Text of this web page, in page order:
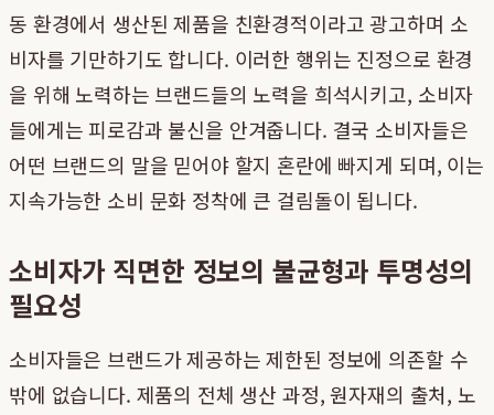
동 환경에서 생산된 제품을 친환경적이라고 광고하며 소
비자를 기만하기도 합니다. 이러한 행위는 진정으로 환경
을 위해 노력하는 브랜드들의 노력을 희석시키고, 소비자
들에게는 피로감과 불신을 안겨줍니다. 결국 소비자들은
어떤 브랜드의 말을 믿어야 할지 혼란에 빠지게 되며, 이는
지속가능한 소비 문화 정착에 큰 걸림돌이 됩니다.
소비자가 직면한 정보의 불균형과 투명성의
필요성
소비자들은 브랜드가 제공하는 제한된 정보에 의존할 수
밖에 없습니다. 제품의 전체 생산 과정, 원자재의 출처, 노